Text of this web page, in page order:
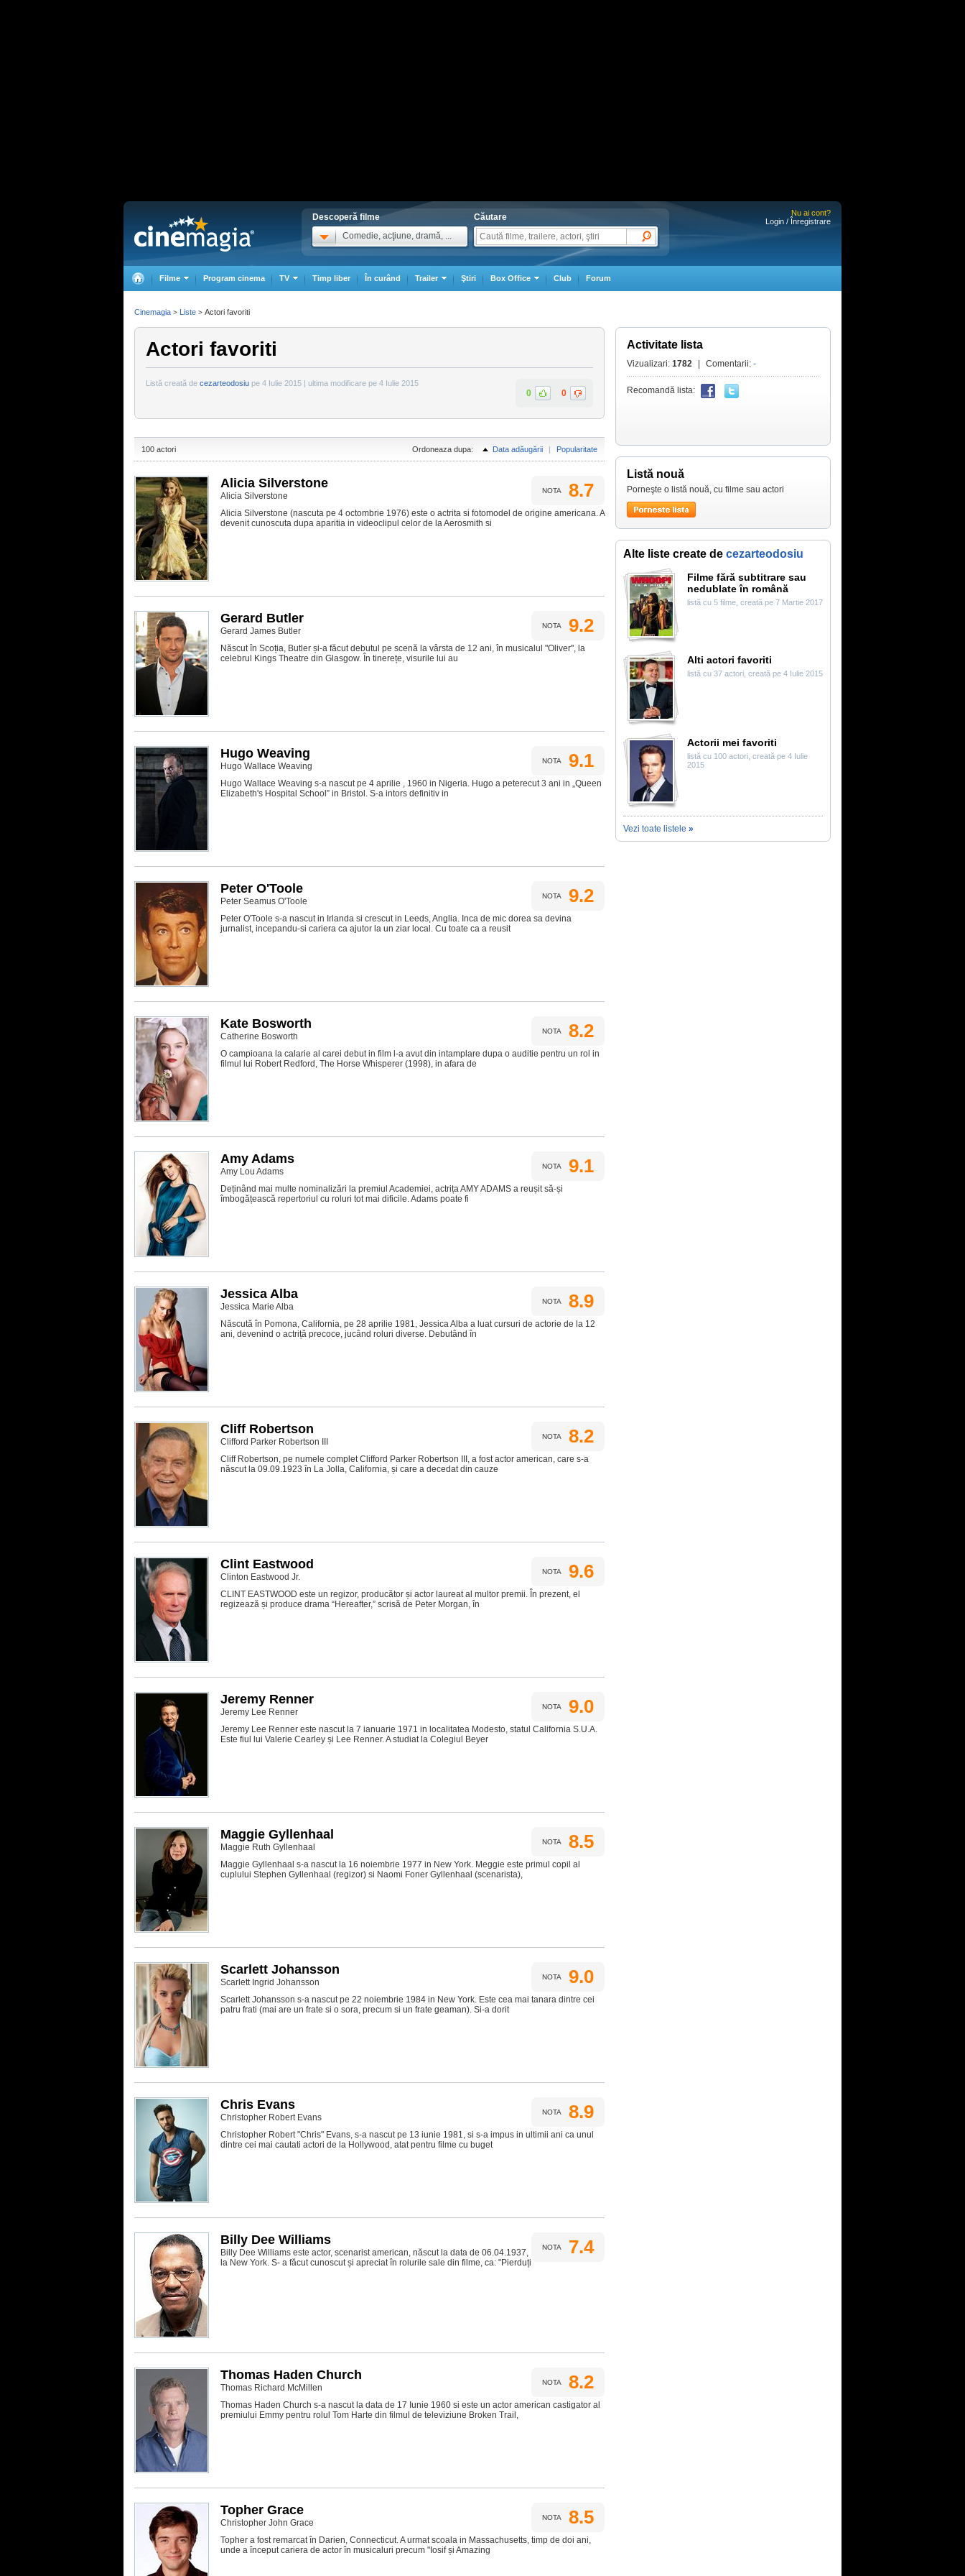
Descoperă filme
Comedie, acţiune, dramă, ...
Căutare
Nu ai cont?
Login / Înregistrare
Filme Program cinema TV Timp liber În curând Trailer Ştiri Box Office Club Forum
Actori favoriti
0 0
Listă creată de cezarteodosiu pe 4 Iulie 2015 | ultima modificare pe 4 Iulie 2015
100 actori Ordoneaza dupa: Data adăugării | Popularitate
NOTA 8.7
Alicia Silverstone
Alicia Silverstone
Alicia Silverstone (nascuta pe 4 octombrie 1976) este o actrita si fotomodel de origine americana. A
devenit cunoscuta dupa aparitia in videoclipul celor de la Aerosmith si
NOTA 9.2
Gerard Butler
Gerard James Butler
Născut în Scoția, Butler și-a făcut debutul pe scenă la vârsta de 12 ani, în musicalul "Oliver", la
celebrul Kings Theatre din Glasgow. În tinerețe, visurile lui au
NOTA 9.1
Hugo Weaving
Hugo Wallace Weaving
Hugo Wallace Weaving s-a nascut pe 4 aprilie , 1960 in Nigeria. Hugo a peterecut 3 ani in „Queen
Elizabeth's Hospital School” in Bristol. S-a intors definitiv in
NOTA 9.2
Peter O'Toole
Peter Seamus O'Toole
Peter O'Toole s-a nascut in Irlanda si crescut in Leeds, Anglia. Inca de mic dorea sa devina
jurnalist, incepandu-si cariera ca ajutor la un ziar local. Cu toate ca a reusit
NOTA 8.2
Kate Bosworth
Catherine Bosworth
O campioana la calarie al carei debut in film l-a avut din intamplare dupa o auditie pentru un rol in
filmul lui Robert Redford, The Horse Whisperer (1998), in afara de
NOTA 9.1
Amy Adams
Amy Lou Adams
Deținând mai multe nominalizări la premiul Academiei, actrița AMY ADAMS a reușit să-și
îmbogățească repertoriul cu roluri tot mai dificile. Adams poate fi
NOTA 8.9
Jessica Alba
Jessica Marie Alba
Născută în Pomona, California, pe 28 aprilie 1981, Jessica Alba a luat cursuri de actorie de la 12
ani, devenind o actriță precoce, jucând roluri diverse. Debutând în
NOTA 8.2
Cliff Robertson
Clifford Parker Robertson III
Cliff Robertson, pe numele complet Clifford Parker Robertson III, a fost actor american, care s-a
născut la 09.09.1923 în La Jolla, California, și care a decedat din cauze
NOTA 9.6
Clint Eastwood
Clinton Eastwood Jr.
CLINT EASTWOOD este un regizor, producător și actor laureat al multor premii. În prezent, el
regizează și produce drama “Hereafter,” scrisă de Peter Morgan, în
NOTA 9.0
Jeremy Renner
Jeremy Lee Renner
Jeremy Lee Renner este nascut la 7 ianuarie 1971 in localitatea Modesto, statul California S.U.A.
Este fiul lui Valerie Cearley și Lee Renner. A studiat la Colegiul Beyer
NOTA 8.5
Maggie Gyllenhaal
Maggie Ruth Gyllenhaal
Maggie Gyllenhaal s-a nascut la 16 noiembrie 1977 in New York. Meggie este primul copil al
cuplului Stephen Gyllenhaal (regizor) si Naomi Foner Gyllenhaal (scenarista),
NOTA 9.0
Scarlett Johansson
Scarlett Ingrid Johansson
Scarlett Johansson s-a nascut pe 22 noiembrie 1984 in New York. Este cea mai tanara dintre cei
patru frati (mai are un frate si o sora, precum si un frate geaman). Si-a dorit
NOTA 8.9
Chris Evans
Christopher Robert Evans
Christopher Robert "Chris" Evans, s-a nascut pe 13 iunie 1981, si s-a impus in ultimii ani ca unul
dintre cei mai cautati actori de la Hollywood, atat pentru filme cu buget
NOTA 7.4
Billy Dee Williams
Billy Dee Williams este actor, scenarist american, născut la data de 06.04.1937,
la New York. S- a făcut cunoscut și apreciat în rolurile sale din filme, ca: "Pierduți
NOTA 8.2
Thomas Haden Church
Thomas Richard McMillen
Thomas Haden Church s-a nascut la data de 17 Iunie 1960 si este un actor american castigator al
premiului Emmy pentru rolul Tom Harte din filmul de televiziune Broken Trail,
NOTA 8.5
Topher Grace
Christopher John Grace
Topher a fost remarcat în Darien, Connecticut. A urmat scoala in Massachusetts, timp de doi ani,
unde a început cariera de actor în musicaluri precum "Iosif și Amazing
Activitate lista
Vizualizari: 1782 Comentarii: -
Recomandă lista:
Listă nouă
Porneşte o listă nouă, cu filme sau actori
Alte liste create de cezarteodosiu
Filme fără subtitrare sau
nedublate în română
listă cu 5 filme, creată pe 7 Martie 2017
Alti actori favoriti
listă cu 37 actori, creată pe 4 Iulie 2015
Actorii mei favoriti
listă cu 100 actori, creată pe 4 Iulie
2015
Vezi toate listele »
Cinemagia > Liste > Actori favoriti